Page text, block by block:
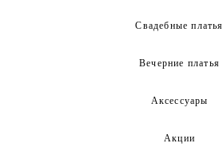
Свадебные платья
Вечерние платья
Аксессуары
Акции